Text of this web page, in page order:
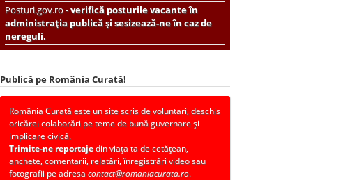
Posturi.gov.ro -verifică posturile vacante în
administrația publică și sesizează-ne în caz de
nereguli.
Publică pe România Curată!
România Curată este un site scris de voluntari, deschis
oricărei colaborări pe teme de bună guvernare și
implicare civică.
Trimite-ne reportajedin viața ta de cetățean,
anchete, comentarii, relatări, înregistrări video sau
fotografii pe adresacontact@romaniacurata.ro.